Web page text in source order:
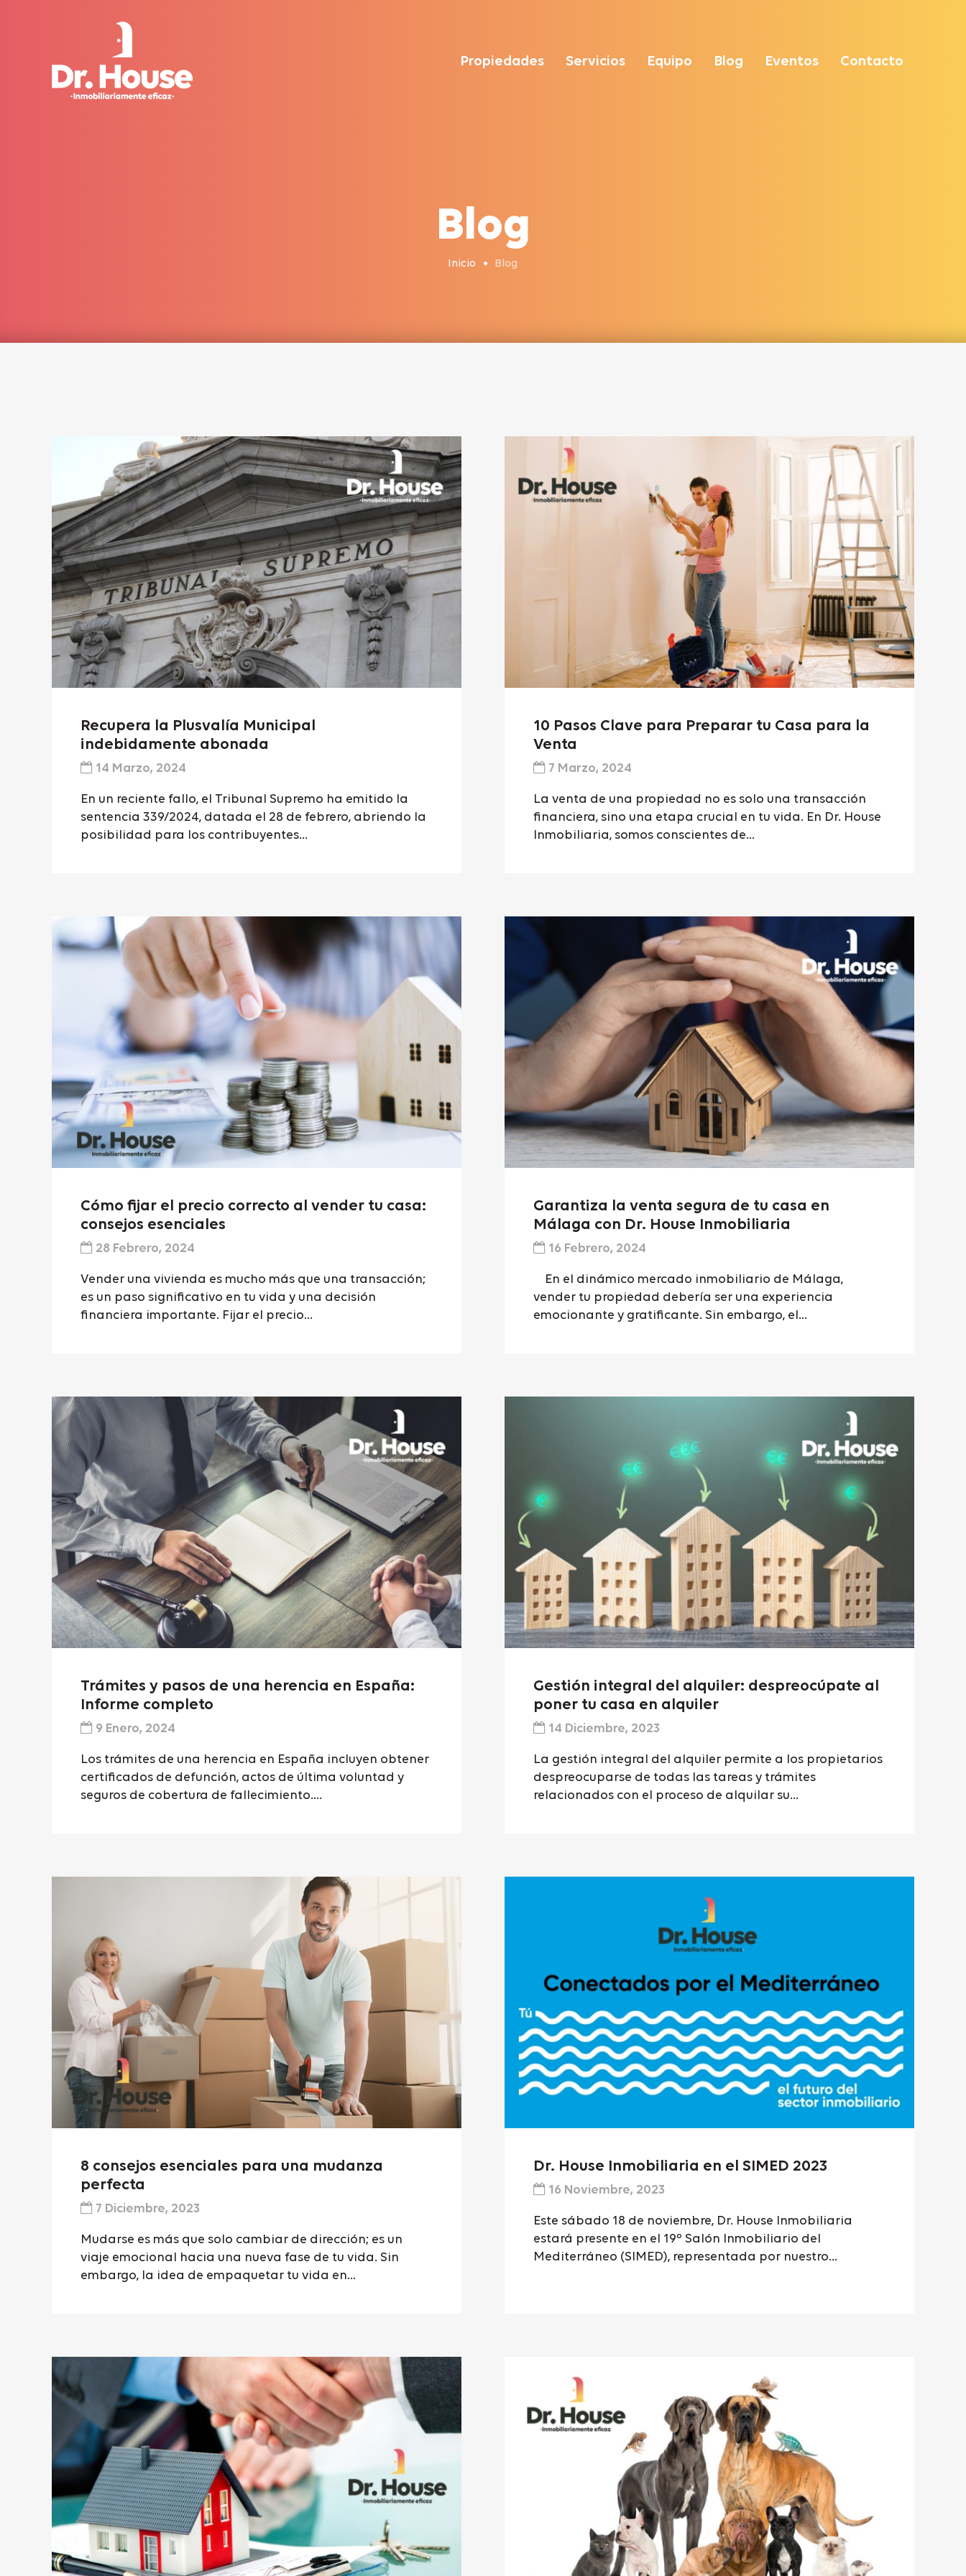
Propiedades Servicios Equipo Blog Eventos Contacto
Blog
Inicio Blog
Recupera la Plusvalía Municipal
indebidamente abonada
14 Marzo, 2024
En un reciente fallo, el Tribunal Supremo ha emitido la
sentencia 339/2024, datada el 28 de febrero, abriendo la
posibilidad para los contribuyentes...
10 Pasos Clave para Preparar tu Casa para la
Venta
7 Marzo, 2024
La venta de una propiedad no es solo una transacción
financiera, sino una etapa crucial en tu vida. En Dr. House
Inmobiliaria, somos conscientes de...
Cómo fijar el precio correcto al vender tu casa:
consejos esenciales
28 Febrero, 2024
Vender una vivienda es mucho más que una transacción;
es un paso significativo en tu vida y una decisión
financiera importante. Fijar el precio...
Garantiza la venta segura de tu casa en
Málaga con Dr. House Inmobiliaria
16 Febrero, 2024
En el dinámico mercado inmobiliario de Málaga,
vender tu propiedad debería ser una experiencia
emocionante y gratificante. Sin embargo, el...
Trámites y pasos de una herencia en España:
Informe completo
9 Enero, 2024
Los trámites de una herencia en España incluyen obtener
certificados de defunción, actos de última voluntad y
seguros de cobertura de fallecimiento....
Gestión integral del alquiler: despreocúpate al
poner tu casa en alquiler
14 Diciembre, 2023
La gestión integral del alquiler permite a los propietarios
despreocuparse de todas las tareas y trámites
relacionados con el proceso de alquilar su...
8 consejos esenciales para una mudanza
perfecta
7 Diciembre, 2023
Mudarse es más que solo cambiar de dirección; es un
viaje emocional hacia una nueva fase de tu vida. Sin
embargo, la idea de empaquetar tu vida en...
Dr. House Inmobiliaria en el SIMED 2023
16 Noviembre, 2023
Este sábado 18 de noviembre, Dr. House Inmobiliaria
estará presente en el 19º Salón Inmobiliario del
Mediterráneo (SIMED), representada por nuestro...